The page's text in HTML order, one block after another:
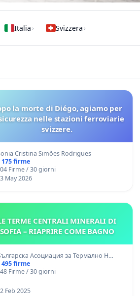
Italia › Svizzera ›
la morte di Diégo, agiamo per
nelle stazioni ferroviarie
svizzere.
Cristina Simões Rodrigues
175 firme
Firme / 30 giorni
May 2026
TERME CENTRALI MINERALI DI
SOFIA – RIAPRIRE COME BAGNO
Асоциация за Термално Н…
495 firme
Firme / 30 giorni
Feb 2025